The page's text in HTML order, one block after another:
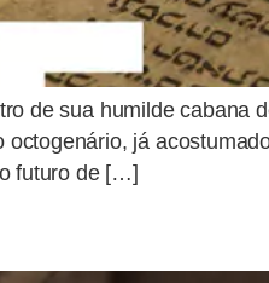
de sua humilde cabana
já
futuro de […]